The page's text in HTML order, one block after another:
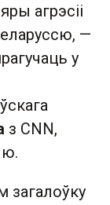
агрэсіі
—
у
з CNN,
загалоўку